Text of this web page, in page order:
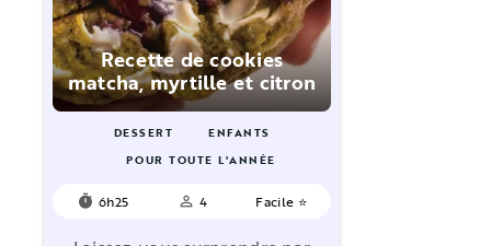
Recette de cookies
matcha, myrtille et citron
DESSERT
ENFANTS
POUR TOUTE L'ANNÉE
timer 6h25 person_outline 4 Facile ⭐